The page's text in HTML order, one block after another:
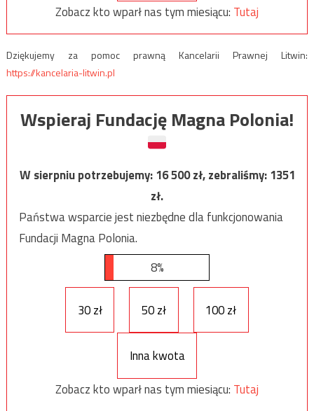
Zobacz kto wparł nas tym miesiącu: Tutaj
Dziękujemy za pomoc prawną Kancelarii Prawnej Litwin:
https://kancelaria-litwin.pl
Wspieraj Fundację Magna Polonia!
W sierpniu potrzebujemy:16 500zł, zebraliśmy:1351
zł.
Państwa wsparcie jest niezbędne dla funkcjonowania
Fundacji Magna Polonia.
8%
30 zł 50 zł 100 zł
Inna kwota
Zobacz kto wparł nas tym miesiącu: Tutaj